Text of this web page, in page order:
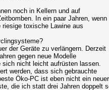
noch in Kellern und auf
In ein paar Jahren, wenn
toxische Lawine aus
der Geräte zu verlängern. Derzeit
gegen neue Modelle
nicht leicht aufrüsten lassen.
werden, dass sich gebrauchte
Öko-PC ist eben nicht ein neuer
die ich statt drei Jahren doppelt